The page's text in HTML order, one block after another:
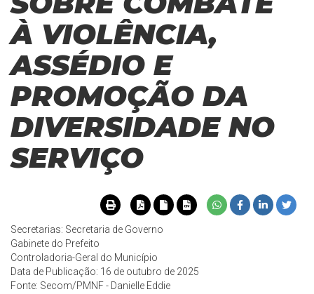
À VIOLÊNCIA,
ASSÉDIO E
PROMOÇÃO DA
DIVERSIDADE NO
SERVIÇO
Secretarias: Secretaria de Governo
Gabinete do Prefeito
Controladoria-Geral do Município
Data de Publicação: 16 de outubro de 2025
Fonte: Secom/PMNF - Danielle Eddie